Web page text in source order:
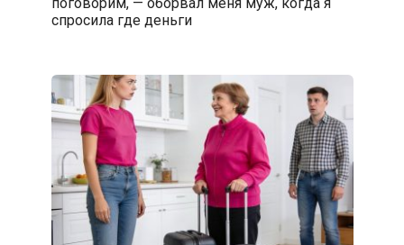
спросила где деньги